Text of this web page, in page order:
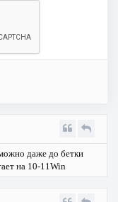
даже до бетки
на 10-11Win